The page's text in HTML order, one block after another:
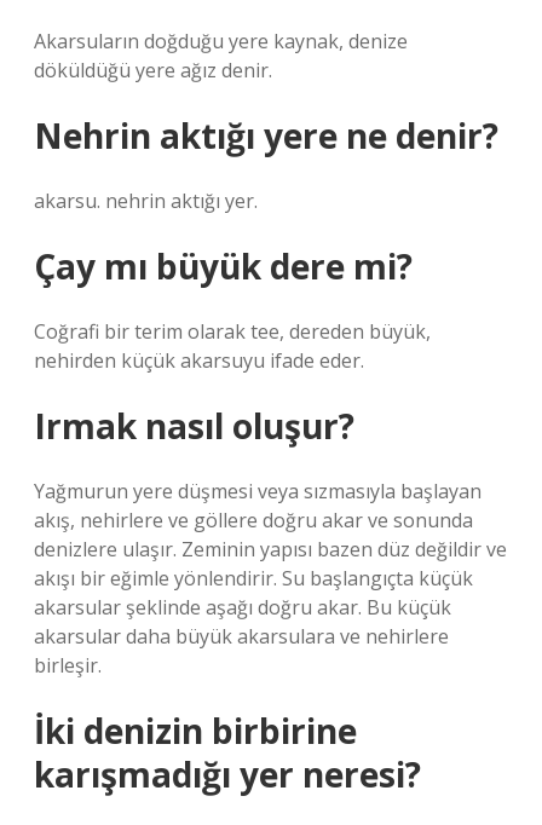
Akarsuların doğduğu yere kaynak, denize
döküldüğü yere ağız denir.
Nehrin aktığı yere ne denir?
akarsu. nehrin aktığı yer.
Çay mı büyük dere mi?
Coğrafi bir terim olarak tee, dereden büyük,
nehirden küçük akarsuyu ifade eder.
Irmak nasıl oluşur?
Yağmurun yere düşmesi veya sızmasıyla başlayan
akış, nehirlere ve göllere doğru akar ve sonunda
denizlere ulaşır. Zeminin yapısı bazen düz değildir ve
akışı bir eğimle yönlendirir. Su başlangıçta küçük
akarsular şeklinde aşağı doğru akar. Bu küçük
akarsular daha büyük akarsulara ve nehirlere
birleşir.
İki denizin birbirine
karışmadığı yer neresi?